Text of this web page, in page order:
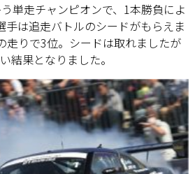
単走チャンピオンで、1本勝負によ
手は追走バトルのシードがもらえま
走りで3位。シードは取れましたが
結果となりました。